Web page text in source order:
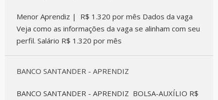
Menor Aprendiz | R$ 1.320 por mês Dados da vaga
Veja como as informações da vaga se alinham com seu
perfil. Salário R$ 1.320 por mês
BANCO SANTANDER - APRENDIZ
BANCO SANTANDER - APRENDIZ BOLSA-AUXÍLIO R$